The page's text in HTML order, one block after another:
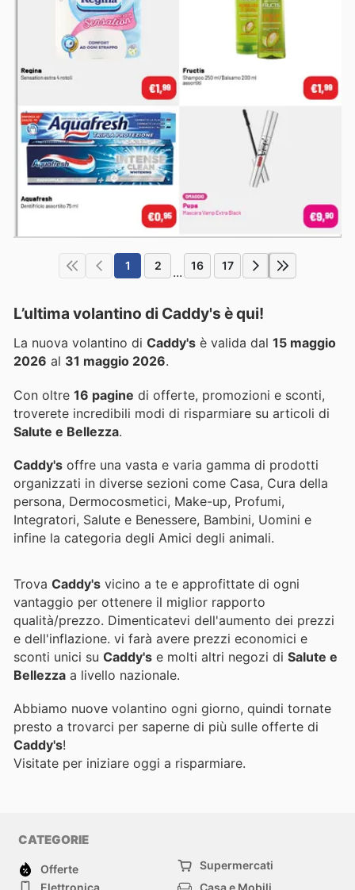
1 2 ... 16 17
L’ultima volantino di Caddy's è qui!
La nuova volantino di Caddy's è valida dal 15 maggio
2026 al 31 maggio 2026.
Con oltre 16 pagine di offerte, promozioni e sconti,
troverete incredibili modi di risparmiare su articoli di
Salute e Bellezza.
Caddy's offre una vasta e varia gamma di prodotti
organizzati in diverse sezioni come Casa, Cura della
persona, Dermocosmetici, Make-up, Profumi,
Integratori, Salute e Benessere, Bambini, Uomini e
infine la categoria degli Amici degli animali.
Trova Caddy's vicino a te e approfittate di ogni
vantaggio per ottenere il miglior rapporto
qualità/prezzo. Dimenticatevi dell'aumento dei prezzi
e dell'inflazione. vi farà avere prezzi economici e
sconti unici su Caddy's e molti altri negozi di Salute e
Bellezza a livello nazionale.
Abbiamo nuove volantino ogni giorno, quindi tornate
presto a trovarci per saperne di più sulle offerte di
Caddy's!
Visitate per iniziare oggi a risparmiare.
CATEGORIE
Offerte
Supermercati